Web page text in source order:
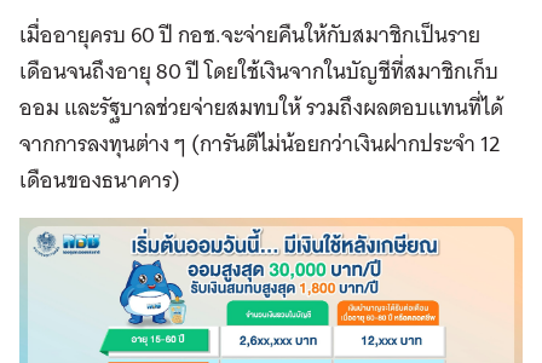
เมื่ออายุครบ 60 ปี กอช.จะจ่ายคืนให้กับสมาชิกเป็นราย
เดือนจนถึงอายุ 80 ปี โดยใช้เงินจากในบัญชีที่สมาชิกเก็บ
ออม และรัฐบาลช่วยจ่ายสมทบให้ รวมถึงผลตอบแทนที่ได้
จากการลงทุนต่าง ๆ (การันตีไม่น้อยกว่าเงินฝากประจำ 12
เดือนของธนาคาร)